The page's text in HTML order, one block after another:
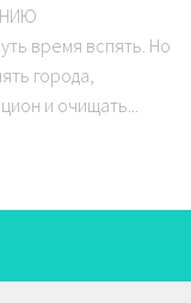
время вспять. Но
города,
и очищать...